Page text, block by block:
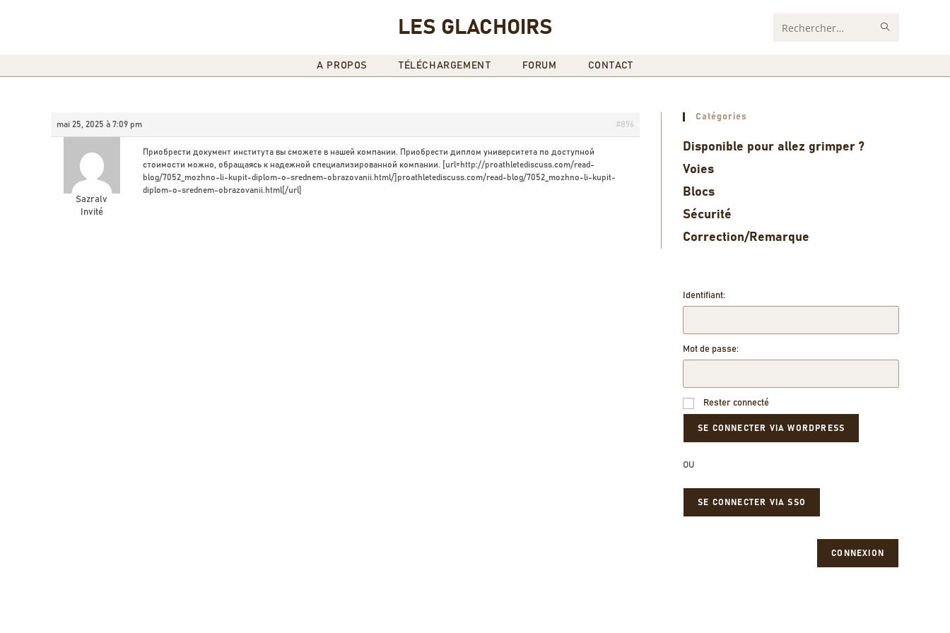
LES GLACHOIRS Rechercher
A PROPOS TÉLÉCHARGEMENT FORUM CONTACT
mai 25, 2025 à 7:09 pm #896
Sazralv
Invité
Приобрести документ института вы сможете в нашей компании. Приобрести диплом университета по доступной
стоимости можно, обращаясь к надежной специализированной компании. [url=http://proathletediscuss.com/read-
blog/7052_mozhno-li-kupit-diplom-o-srednem-obrazovanii.html/]proathletediscuss.com/read-blog/7052_mozhno-li-kupit-
diplom-o-srednem-obrazovanii.html[/url]
Catégories
Disponible pour allez grimper ?
Voies
Blocs
Sécurité
Correction/Remarque
Identifiant:
Mot de passe:
Rester connecté
OU
SE CONNECTER VIA SSO
CONNEXION